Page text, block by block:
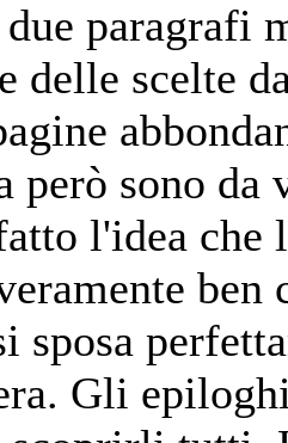
paragrafi
delle scelte
però sono da
l'idea che
sposa
Gli